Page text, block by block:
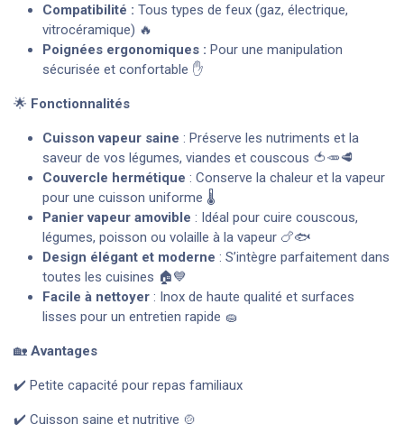
Compatibilité : Tous types de feux (gaz, électrique,
vitrocéramique) 🔥
Poignées ergonomiques : Pour une manipulation
sécurisée et confortable ✋
🌟 Fonctionnalités
Cuisson vapeur saine : Préserve les nutriments et la
saveur de vos légumes, viandes et couscous 🍅🥕🥩
Couvercle hermétique : Conserve la chaleur et la vapeur
pour une cuisson uniforme 🌡️
Panier vapeur amovible : Idéal pour cuire couscous,
légumes, poisson ou volaille à la vapeur 🍗🐟
Design élégant et moderne : S’intègre parfaitement dans
toutes les cuisines 🏠💙
Facile à nettoyer : Inox de haute qualité et surfaces
lisses pour un entretien rapide 🧽
🏡 Avantages
✔️ Petite capacité pour repas familiaux
✔️ Cuisson saine et nutritive 🍲